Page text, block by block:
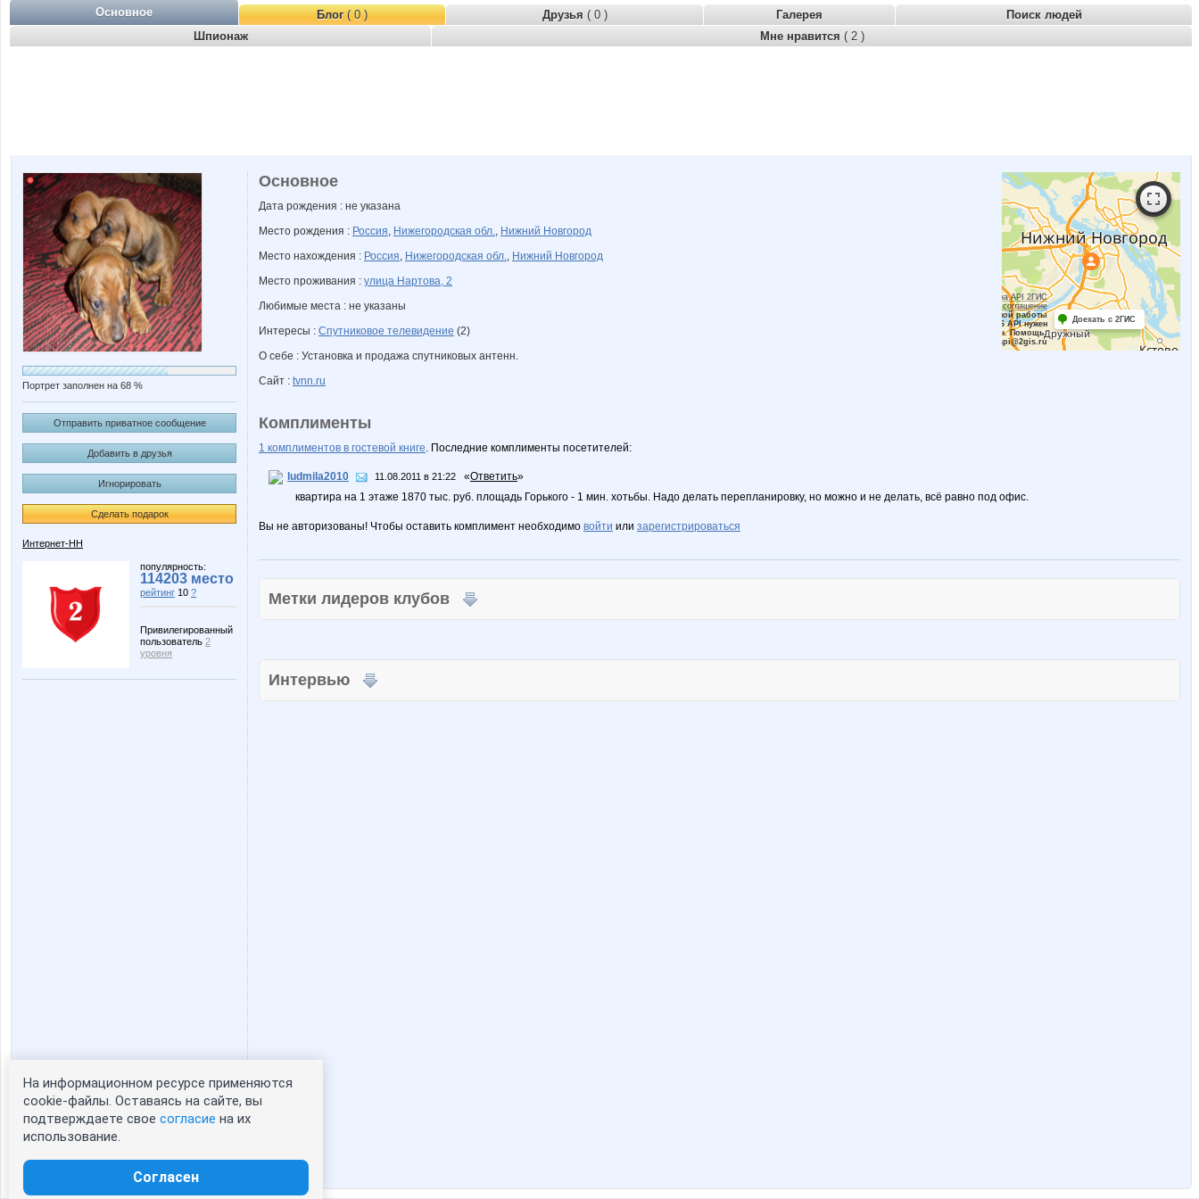
Основное Блог( 0 ) Друзья ( 0 ) Галерея
Поиск людей
Шпионаж
Мне нравится ( 2 )
Портрет заполнен на 68 %
Отправить приватное сообщение
Добавить в друзья
Игнорировать
Сделать подарок
Интернет-НН
популярность:
114203 место
рейтинг 10 ?
Привилегированный
пользователь 2
уровня
Статистика портрета:
сейчас просматривают портрет - 0
зарегистрированные пользователи
Работает на API 2ГИС
Лицензионное соглашение
Для корректной работы
Raster JS API нужен
ключ. Помощь:
api@2gis.ru
Доехать с 2ГИС
Основное
Дата рождения : не указана
Место рождения : Россия, Нижегородская обл., Нижний Новгород
Место нахождения : Россия, Нижегородская обл., Нижний Новгород
Место проживания : улица Нартова, 2
Любимые места : не указаны
Интересы : Спутниковое телевидение (2)
О себе : Установка и продажа спутниковых антенн.
Сайт : tvnn.ru
Комплименты
1 комплиментов в гостевой книге. Последние комплименты посетителей:
ludmila2010 11.08.2011 в 21:22 «Ответить»
квартира на 1 этаже 1870 тыс. руб. площадь Горького - 1 мин. хотьбы. Надо делать перепланировку, но можно и не делать, всё равно под офис.
Вы не авторизованы! Чтобы оставить комплимент необходимо войти или зарегистрироваться
Метки лидеров клубов
Интервью
На информационном ресурсе применяются
cookie-файлы. Оставаясь на сайте, вы
подтверждаете свое согласие на их
использование.
Согласен